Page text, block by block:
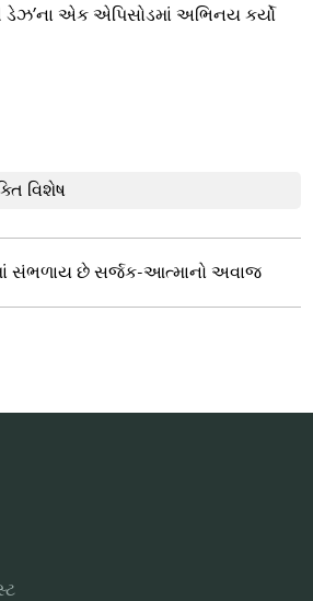
ડેઝ’ના એક એપિસોડમાં અભિનય કર્યો
વિશેષ
સંભળાય છે સર્જક-આત્માનો અવાજ